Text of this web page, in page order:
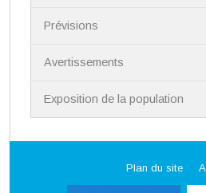
Prévisions
Avertissements
Exposition de la population
Plan du site